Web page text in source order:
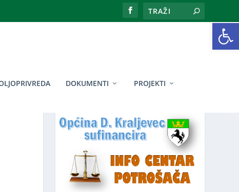
Open toolbar
DOKUMENTI PROJEKTI